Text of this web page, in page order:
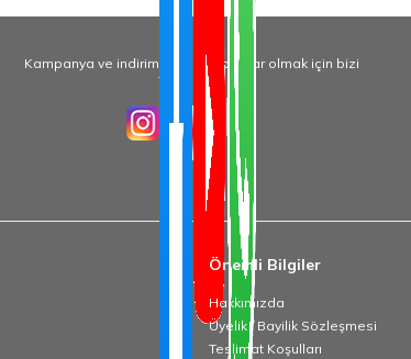
Kampanya ve indirimlerden haberdar olmak için bizi
Takip Edin!
Önemli Bilgiler
Hakkımızda
Üyelik / Bayilik Sözleşmesi
Teslimat Koşulları